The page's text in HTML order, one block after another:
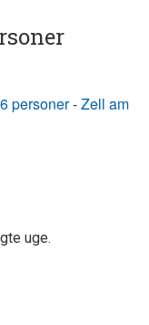
personer-Zell am
uge.